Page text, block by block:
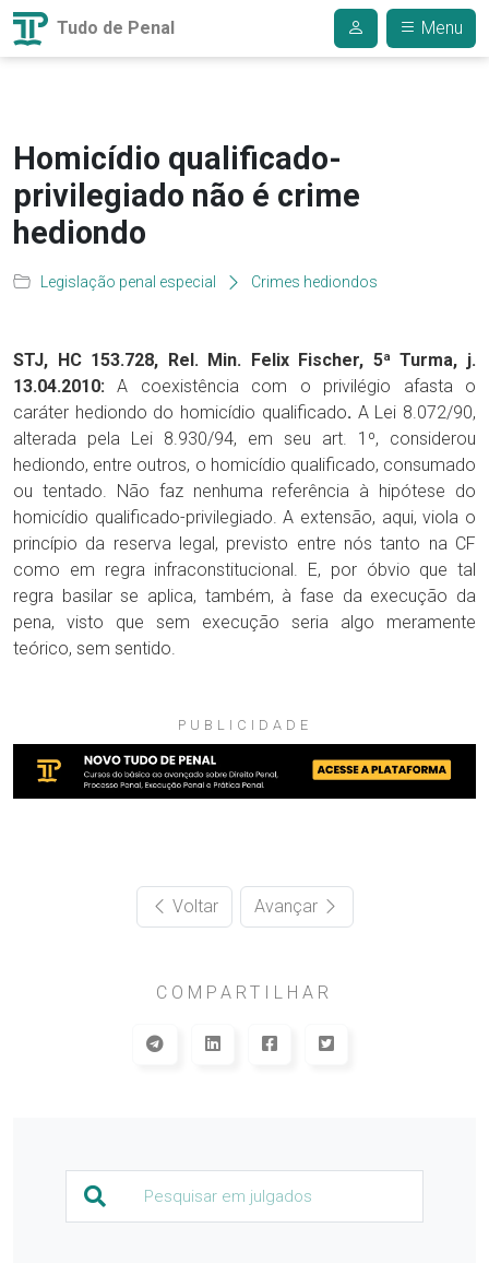
Tudo de Penal Menu
Homicídio qualificado-
privilegiado não é crime
hediondo
Legislação penal especial Crimes hediondos
STJ, HC 153.728, Rel. Min. Felix Fischer, 5ª Turma, j.
13.04.2010:A coexistência com o privilégio afasta o
caráter hediondo do homicídio qualificado. A Lei 8.072/90,
alterada pela Lei 8.930/94, em seu art. 1º, considerou
hediondo, entre outros, o homicídio qualificado, consumado
ou tentado. Não faz nenhuma referência à hipótese do
homicídio qualificado-privilegiado. A extensão, aqui, viola o
princípio da reserva legal, previsto entre nós tanto na CF
como em regra infraconstitucional. E, por óbvio que tal
regra basilar se aplica, também, à fase da execução da
pena, visto que sem execução seria algo meramente
teórico, sem sentido.
PUBLICIDADE
Voltar Avançar
COMPARTILHAR